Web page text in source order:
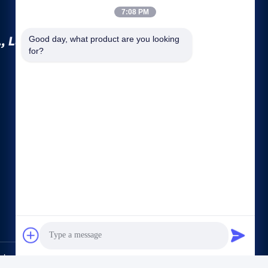
Ltd.
& Electrical Co., Ltd.. All Rights Reserved.
7:08 PM
Good day, what product are you looking
for?